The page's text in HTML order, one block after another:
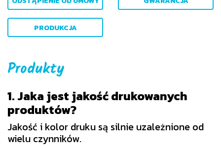
PRODUKCJA
Produkty
1. Jaka jest jakość drukowanych
produktów?
Jakość i kolor druku są silnie uzależnione od
wielu czynników.